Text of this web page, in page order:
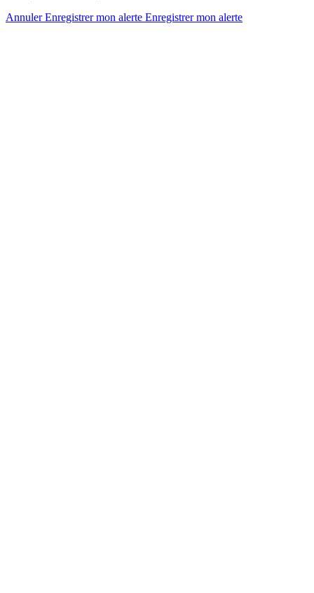
AnnulerEnregistrer mon alerte Enregistrermon alerte